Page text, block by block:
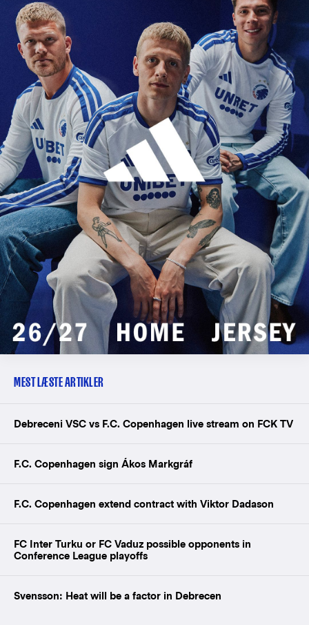
MEST LÆSTE ARTIKLER
Debreceni VSC vs F.C. Copenhagen live stream on FCK TV
F.C. Copenhagen sign Ákos Markgráf
F.C. Copenhagen extend contract with Viktor Dadason
FC Inter Turku or FC Vaduz possible opponents in
Conference League playoffs
Svensson: Heat will be a factor in Debrecen